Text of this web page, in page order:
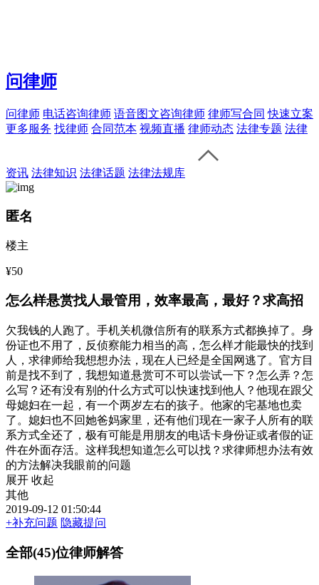
问律师
问律师 电话咨询律师 语音图文咨询律师 律师写合同 快速立案
更多服务 找律师 合同范本 视频直播 律师动态 法律专题 法律
资讯 法律知识 法律话题 法律法规库
匿名
楼主
¥50
怎么样悬赏找人最管用，效率最高，最好？求高招
欠我钱的人跑了。手机关机微信所有的联系方式都换掉了。身
份证也不用了，反侦察能力相当的高，怎么样才能最快的找到
人，求律师给我想想办法，现在人已经是全国网逃了。官方目
前是找不到了，我想知道悬赏可不可以尝试一下？怎么弄？怎
么写？还有没有别的什么方式可以快速找到他人？他现在跟父
母媳妇在一起，有一个两岁左右的孩子。他家的宅基地也卖
了。媳妇也不回她爸妈家里，还有他们现在一家子人所有的联
系方式全还了，极有可能是用朋友的电话卡身份证或者假的证
件在外面存活。这样我想知道怎么可以找？求律师想办法有效
的方法解决我眼前的问题
展开 收起
其他
2019-09-12 01:50:44
+补充问题 隐藏提问
全部(45)位律师解答